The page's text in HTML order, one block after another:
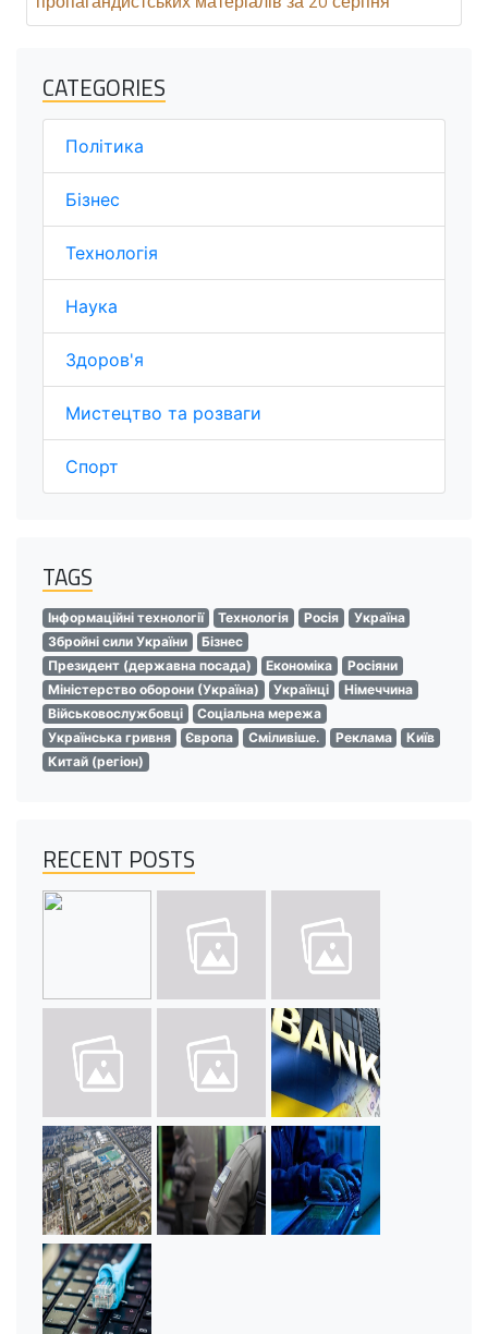
CATEGORIES
Політика
Бізнес
Технологія
Наука
Здоров'я
Мистецтво та розваги
Спорт
TAGS
Інформаційні технології Технологія Росія
Україна
Збройні сили України
Бізнес
Президент (державна посада)
Економіка
Росіяни
Міністерство оборони (Україна)
Українці
Німеччина
Військовослужбовці
Соціальна мережа
Українська гривня
Європа Сміливіше. Реклама
Київ
Китай (регіон)
RECENT POSTS